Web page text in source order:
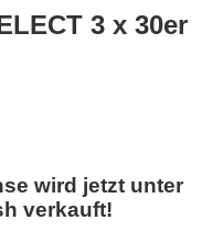
3 x 30er
wird jetzt unter
verkauft!